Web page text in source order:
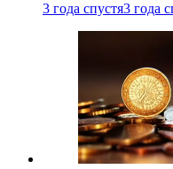
3 года спустя3 года